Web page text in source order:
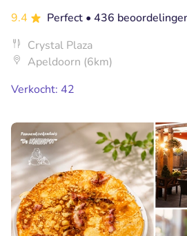
9.4
Perfect • 436
Crystal Plaza
Apeldoorn (6km)
Verkocht: 42